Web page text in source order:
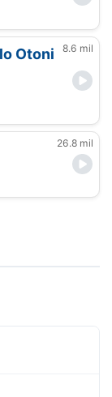
Otoni 8.6 mil
26.8 mil